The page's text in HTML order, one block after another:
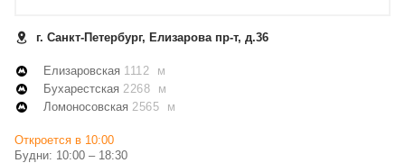
г. Санкт-Петербург, Елизарова пр-т, д.36
Елизаровская 1112 м
Бухарестская 2268 м
Ломоносовская 2565 м
Откроется в 10:00
Будни: 10:00 – 18:30